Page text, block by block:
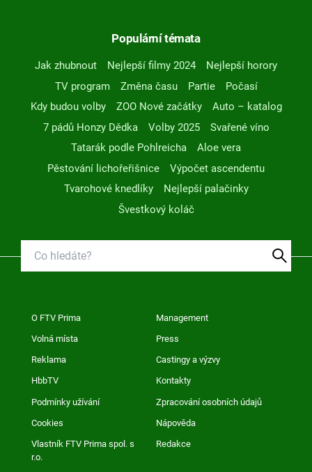
Populární témata
Jak zhubnout Nejlepší filmy 2024
Nejlepší horory
TV program
Změna času Partie
Počasí
Kdy budou volby
ZOO Nové začátky
Auto – katalog
7 pádů Honzy Dědka
Volby 2025
Svařené víno
Tatarák podle Pohlreicha
Aloe vera
Pěstování lichořeřišnice
Výpočet ascendentu
Tvarohové knedlíky
Nejlepší palačinky
Švestkový koláč
O FTV Prima Management
Volná místa Press
Reklama Castingy a výzvy
HbbTV Kontakty
Podmínky užívání Zpracování osobních údajů
Cookies Nápověda
Vlastník FTV Prima spol. s
r.o.
Redakce